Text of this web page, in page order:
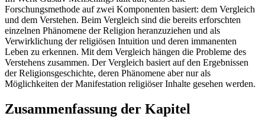
Forschungsmethode auf zwei Komponenten basiert: dem Vergleich
und dem Verstehen. Beim Vergleich sind die bereits erforschten
einzelnen Phänomene der Religion heranzuziehen und als
Verwirklichung der religiösen Intuition und deren immanenten
Leben zu erkennen. Mit dem Vergleich hängen die Probleme des
Verstehens zusammen. Der Vergleich basiert auf den Ergebnissen
der Religionsgeschichte, deren Phänomene aber nur als
Möglichkeiten der Manifestation religiöser Inhalte gesehen werden.
Zusammenfassung der Kapitel